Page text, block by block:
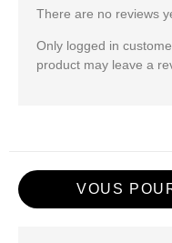
There are no reviews
Only logged in
product may leave a
VOUS